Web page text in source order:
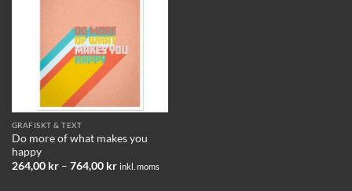
GRAFISKT & TEXT
Do more of what makes you
happy
264,00 kr – 764,00 krPrisintervall:
inkl. moms